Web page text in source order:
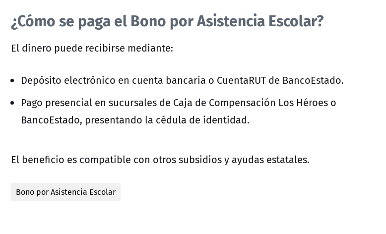
¿Cómo se paga el Bono por Asistencia Escolar?
El dinero puede recibirse mediante:
Depósito electrónico en cuenta bancaria o CuentaRUT de BancoEstado.
Pago presencial en sucursales de Caja de Compensación Los Héroes o
BancoEstado, presentando la cédula de identidad.
El beneficio es compatible con otros subsidios y ayudas estatales.
Bono por Asistencia Escolar